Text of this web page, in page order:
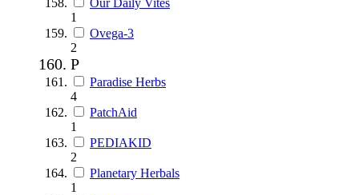
1
Ovega-3
2
P
Paradise Herbs
4
PatchAid
1
PEDIAKID
2
Planetary Herbals
1